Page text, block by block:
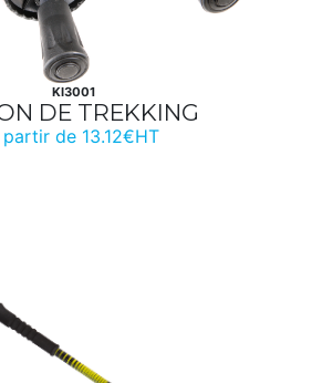
KI3001
DE TREKKING
partir de 13.12€HT